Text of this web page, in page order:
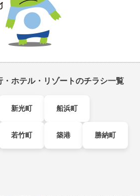
ホテル・リゾートのチラシ一覧
新光町 船浜町
若竹町 築港 勝納町